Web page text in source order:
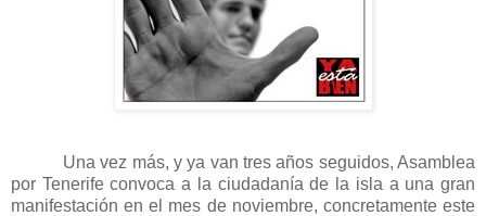
Una vez más, y ya van tres años seguidos, Asamblea
por Tenerife convoca a la ciudadanía de la isla a una gran
manifestación en el mes de noviembre, concretamente este